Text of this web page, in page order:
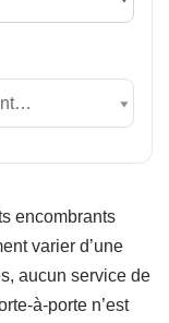
encombrants
varier d’une
aucun service de
à-porte n’est